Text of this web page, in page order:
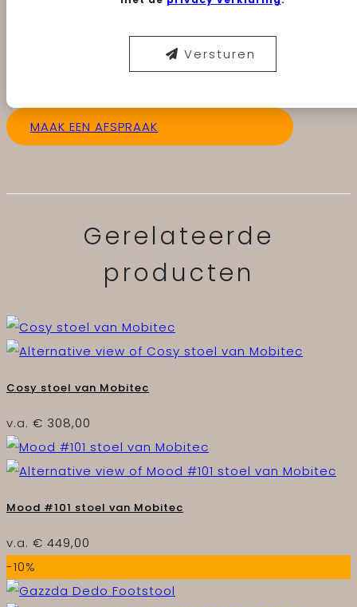
Versturen
MAAK EEN AFSPRAAK
Gerelateerde
producten
Cosy stoel van Mobitec
v.a. € 308,00
Mood #101 stoel van Mobitec
v.a. € 449,00
-10%